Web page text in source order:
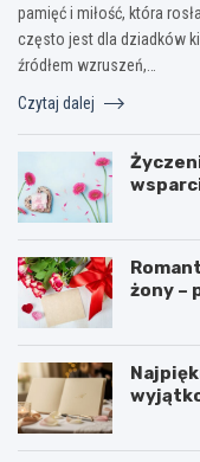
pamięć i miłość, która
często jest dla dziadków
źródłem wzruszeń,…
Czytaj dalej
żony –